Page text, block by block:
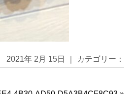
2021年 2月 15日 ｜ カテゴリー：